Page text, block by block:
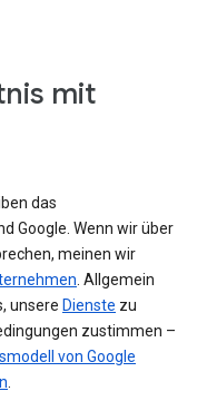
mit
das
Google. Wenn wir über
meinen wir
. Allgemein
unsere Dienste zu
zustimmen –
von Google